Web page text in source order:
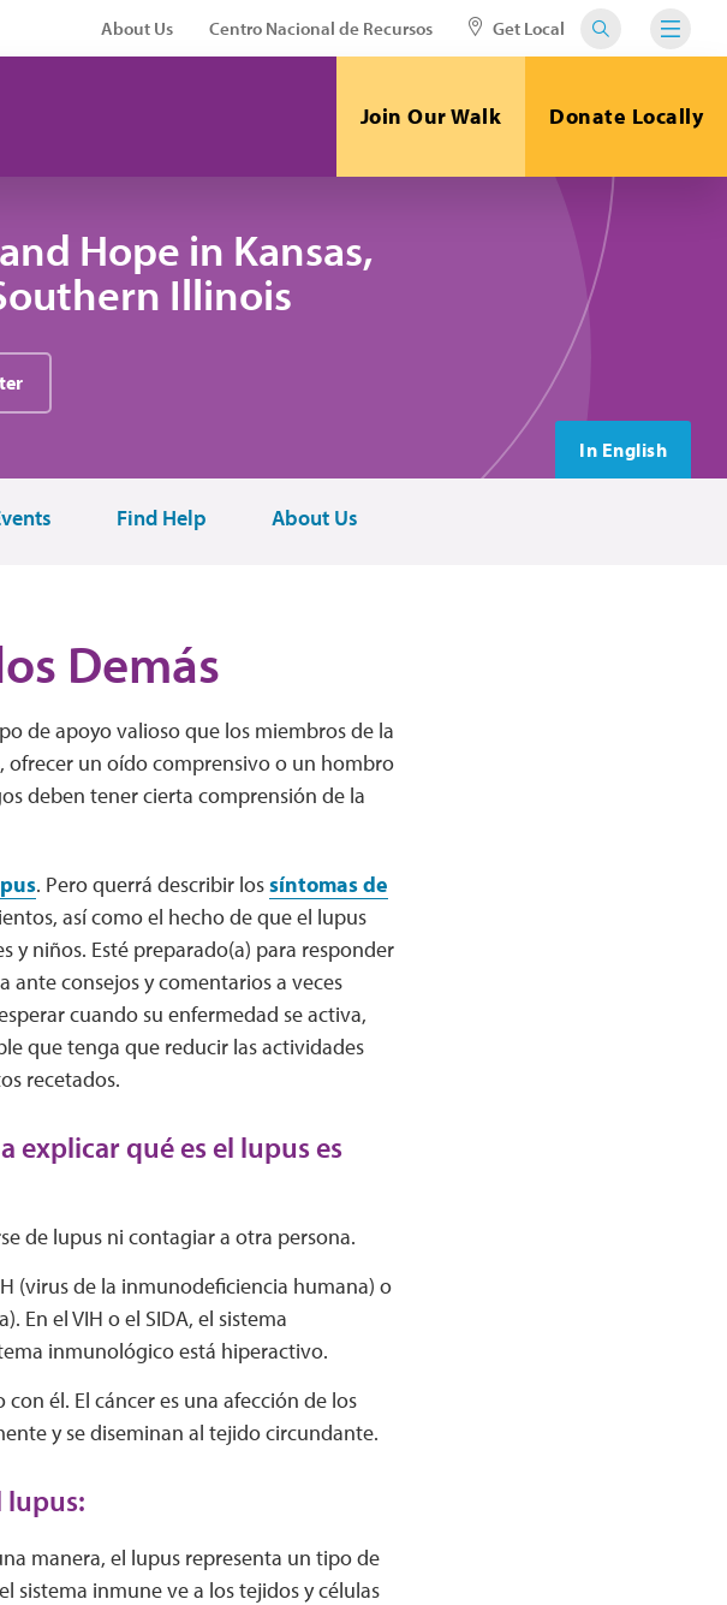
About Us Centro Nacional de Recursos Get Local
Join Our Walk Donate Locally
Hope in Kansas,
Illinois
In English
Find Help About Us
Demás
de apoyo valioso que los miembros de la
ofrecer un oído comprensivo o un hombro
deben tener cierta comprensión de la
. Pero querrá describir lossíntomas de
así como el hecho de que el lupus
y niños. Esté preparado(a) para responder
ante consejos y comentarios a veces
cuando su enfermedad se activa,
que tenga que reducir las actividades
recetados.
explicar qué es el lupus es
de lupus ni contagiar a otra persona.
(virus de la inmunodeficiencia humana) o
En el VIH o el SIDA, el sistema
inmunológico está hiperactivo.
él. El cáncer es una afección de los
y se diseminan al tejido circundante.
lupus:
manera, el lupus representa un tipo de
sistema inmune ve a los tejidos y células